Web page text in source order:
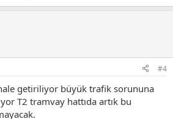
#4
getiriliyor büyük trafik sorununa
T2 tramvay hattıda artık bu